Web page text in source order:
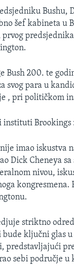
Bushu,
šef kabineta u
predsjednika
Bush 200. te
svog para u
, pri političkom
instituti Brookings
imao iskustva
Dick Cheneya
nivou,
kongresmena.
striktno
bude ključni glas
predstavljajući
sebi područje